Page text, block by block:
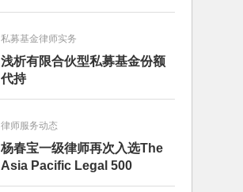
私募基金律师实务
浅析有限合伙型私募基金份额
代持
律师服务动态
杨春宝一级律师再次入选The
Asia Pacific Legal 500